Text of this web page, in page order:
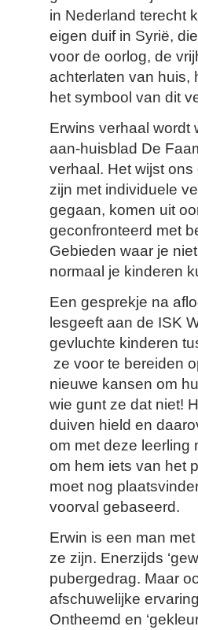
in Nederland terecht
eigen duif in Syrië,
voor de oorlog, de
achterlaten van huis,
het symbool van dit
Erwins verhaal wordt
aan-huisblad De
verhaal. Het wijst
zijn met individuele
gegaan, komen uit
geconfronteerd met
Gebieden waar je
normaal je kinderen
Een gesprekje na
lesgeeft aan de ISK
gevluchte kinderen
ze voor te bereiden
nieuwe kansen om
wie gunt ze dat niet!
duiven hield en
om met deze leerling
om hem iets van het
moet nog
voorval gebaseerd.
Erwin is een man
ze zijn. Enerzijds
pubergedrag. Maar
afschuwelijke
Ontheemd en